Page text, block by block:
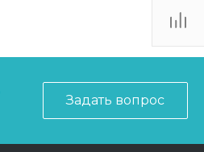
Задать вопрос